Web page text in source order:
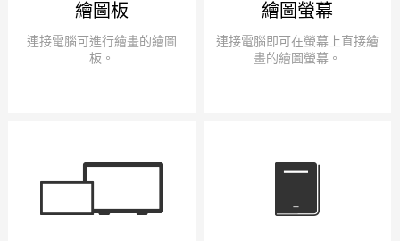
繪圖板
連接電腦可進行繪畫的繪圖
板。
繪圖螢幕
連接電腦即可在螢幕上直接繪
畫的繪圖螢幕。